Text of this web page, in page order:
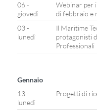
06 -
giovedì
Webinar per
di febbraio e
03 -
lunedì
Il Maritime
protagonisti
Professionali
Gennaio
13 -
lunedì
Progetti di